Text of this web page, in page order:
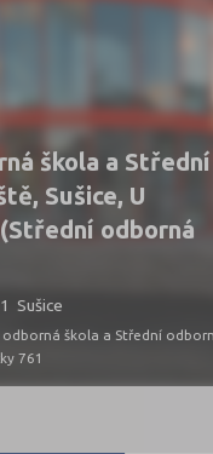
DALŠÍ
škola a Střední
Sušice, U
odborná
Sušice
odborná škola a Střední
761